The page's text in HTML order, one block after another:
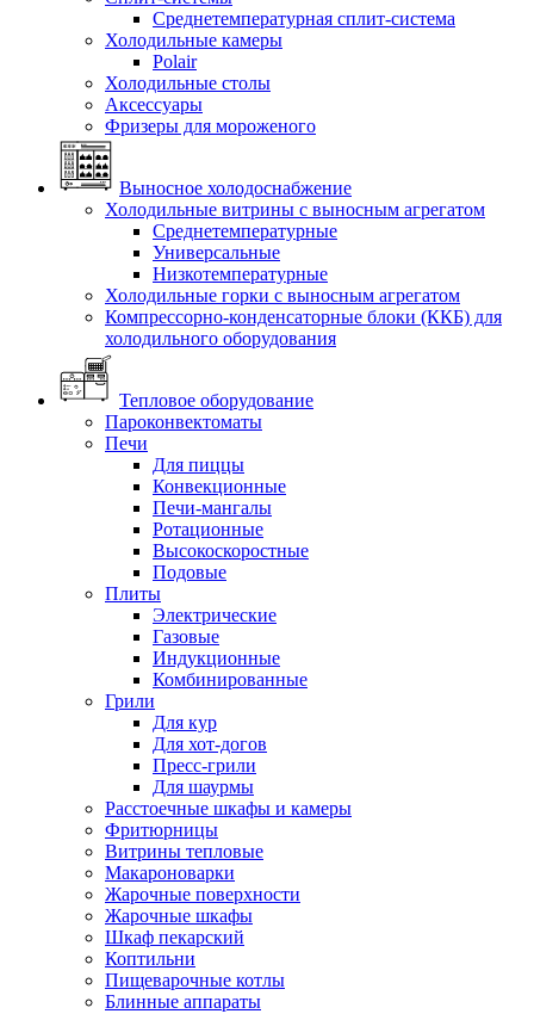
Среднетемпературная сплит-система
Холодильные камеры
Polair
Холодильные столы
Аксессуары
Фризеры для мороженого
Выносное холодоснабжение
Холодильные витрины с выносным агрегатом
Среднетемпературные
Универсальные
Низкотемпературные
Холодильные горки с выносным агрегатом
Компрессорно-конденсаторные блоки (ККБ) для
холодильного оборудования
Тепловое оборудование
Пароконвектоматы
Печи
Для пиццы
Конвекционные
Печи-мангалы
Ротационные
Высокоскоростные
Подовые
Плиты
Электрические
Газовые
Индукционные
Комбинированные
Грили
Для кур
Для хот-догов
Пресс-грили
Для шаурмы
Расстоечные шкафы и камеры
Фритюрницы
Витрины тепловые
Макароноварки
Жарочные поверхности
Жарочные шкафы
Шкаф пекарский
Коптильни
Пищеварочные котлы
Блинные аппараты